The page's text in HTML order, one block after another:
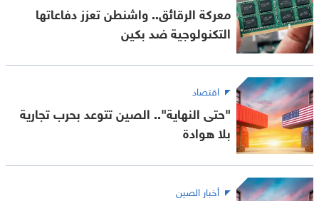
معركة الرقائق.. واشنطن تعزز دفاعاتها
التكنولوجية ضد بكين
اقتصاد
"حتى النهاية".. الصين تتوعد بحرب تجارية
بلا هوادة
أخبار الصين